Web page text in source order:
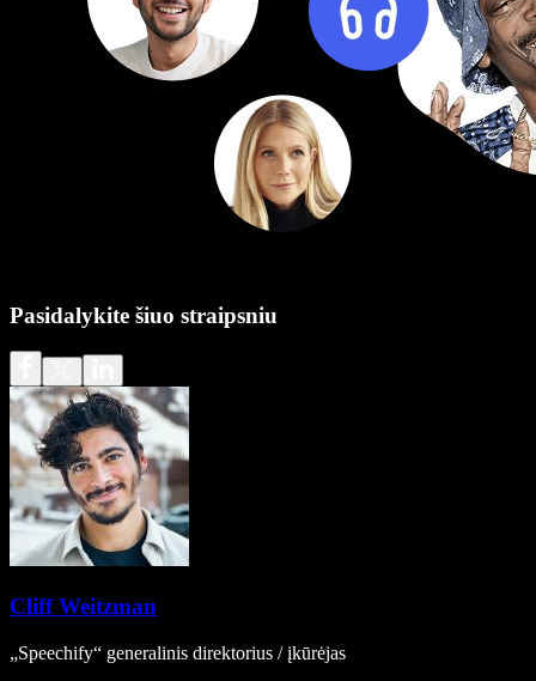
Pasidalykite šiuo straipsniu
Cliff Weitzman
„Speechify“ generalinis direktorius / įkūrėjas